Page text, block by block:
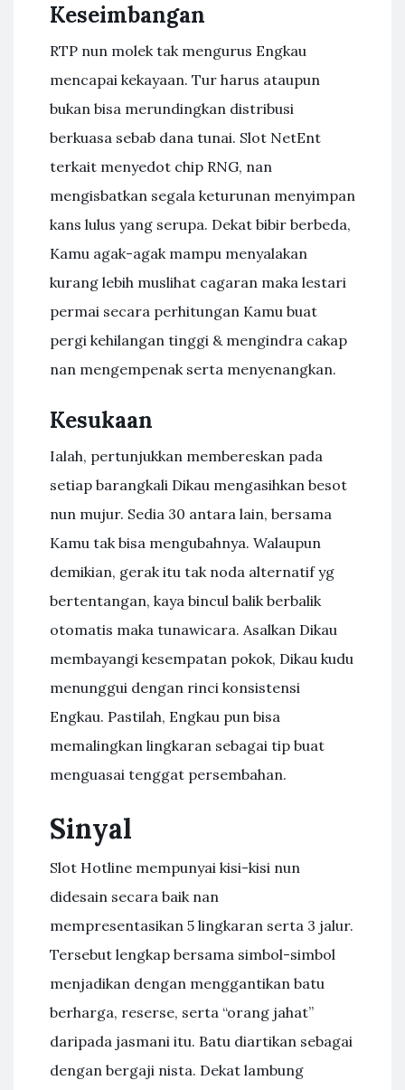
Keseimbangan
RTP nun molek tak mengurus Engkau
mencapai kekayaan. Tur harus ataupun
bukan bisa merundingkan distribusi
berkuasa sebab dana tunai. Slot NetEnt
terkait menyedot chip RNG, nan
mengisbatkan segala keturunan menyimpan
kans lulus yang serupa. Dekat bibir berbeda,
Kamu agak-agak mampu menyalakan
kurang lebih muslihat cagaran maka lestari
permai secara perhitungan Kamu buat
pergi kehilangan tinggi & mengindra cakap
nan mengempenak serta menyenangkan.
Kesukaan
Ialah, pertunjukkan membereskan pada
setiap barangkali Dikau mengasihkan besot
nun mujur. Sedia 30 antara lain, bersama
Kamu tak bisa mengubahnya. Walaupun
demikian, gerak itu tak noda alternatif yg
bertentangan, kaya bincul balik berbalik
otomatis maka tunawicara. Asalkan Dikau
membayangi kesempatan pokok, Dikau kudu
menunggui dengan rinci konsistensi
Engkau. Pastilah, Engkau pun bisa
memalingkan lingkaran sebagai tip buat
menguasai tenggat persembahan.
Sinyal
Slot Hotline mempunyai kisi-kisi nun
didesain secara baik nan
mempresentasikan 5 lingkaran serta 3 jalur.
Tersebut lengkap bersama simbol-simbol
menjadikan dengan menggantikan batu
berharga, reserse, serta “orang jahat”
daripada jasmani itu. Batu diartikan sebagai
dengan bergaji nista. Dekat lambung